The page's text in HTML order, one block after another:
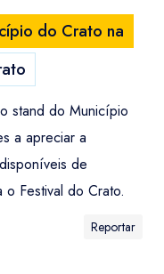
do Crato na
stand do Município
a apreciar a
de
Festival do Crato.
Reportar